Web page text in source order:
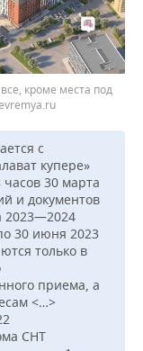
кроме места под
с
купере»
30 марта
и документов
2023—2024
30 июня 2023
только в
приема, а
<…>
СНТ